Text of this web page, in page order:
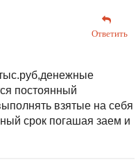
Ответить
постоянный
взятые на себя
срок погашая заем и